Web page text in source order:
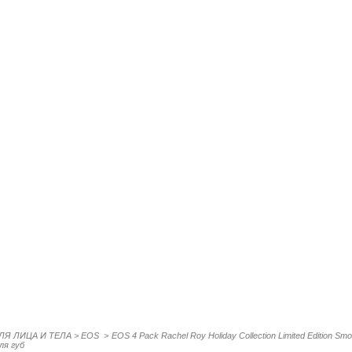
ЛИЦА И ТЕЛА > EOS > EOS 4 Pack Rachel Roy Holiday Collection Limited Edition
губ